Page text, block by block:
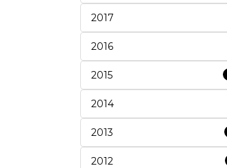
2017
2016
2015
2014
2013
2012